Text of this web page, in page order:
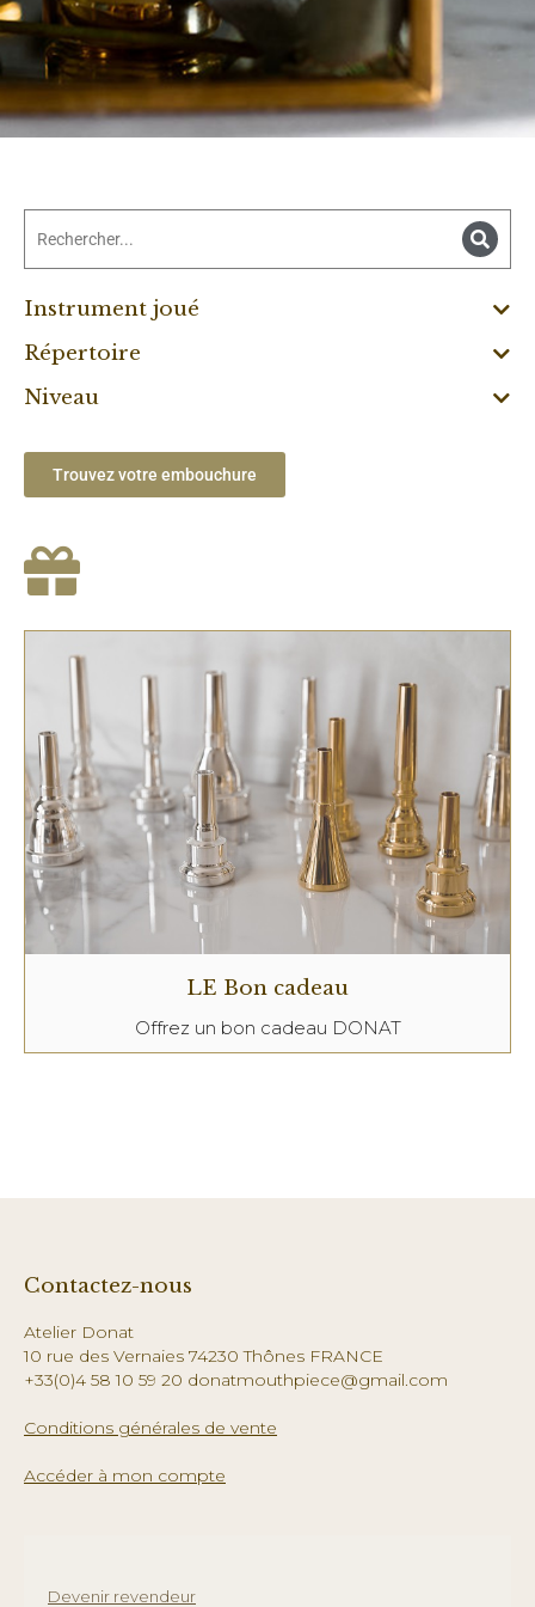
Instrument joué
Répertoire
Niveau
Trouvez votre embouchure
LE Bon cadeau
Offrez un bon cadeau DONAT
Contactez-nous
Atelier Donat
10 rue des Vernaies 74230 Thônes FRANCE
+33(0)4 58 10 59 20 donatmouthpiece@gmail.com
Conditions générales de vente
Accéder à mon compte
Devenir revendeur